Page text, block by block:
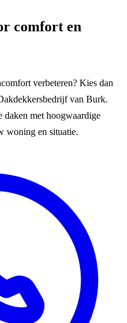
comfort en
verbeteren? Kies dan
van Burk.
daken met hoogwaardige
woning en situatie.